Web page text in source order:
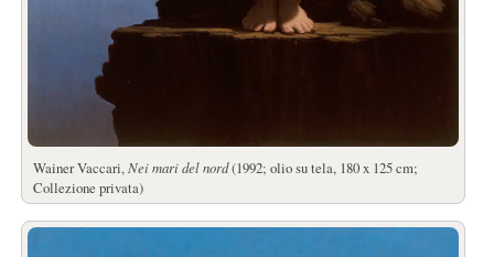
Wainer Vaccari,Nei mari del nord(1992; olio su tela, 180 x 125 cm;
Collezione privata)